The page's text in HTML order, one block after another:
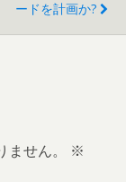
ードを計画か?
せん。
※